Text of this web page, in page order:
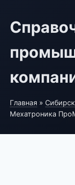
Главная »
Мехатроника